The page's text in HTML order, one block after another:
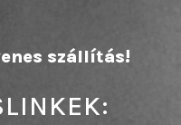
szállítás!